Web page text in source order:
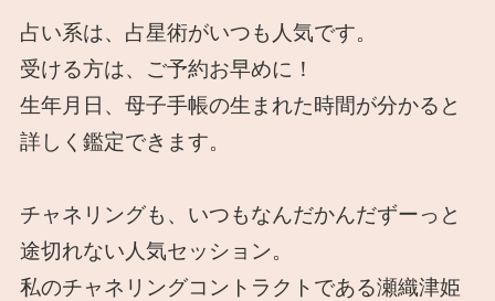
占い系は、占星術がいつも人気です。
受ける方は、ご予約お早めに！
生年月日、母子手帳の生まれた時間が分かると
詳しく鑑定できます。
チャネリングも、いつもなんだかんだずーっと
途切れない人気セッション。
私のチャネリングコントラクトである瀬織津姫